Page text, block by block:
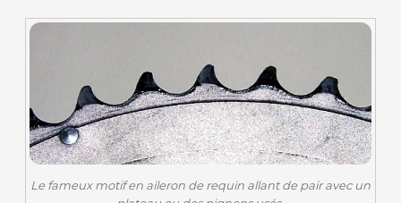
Le fameux motif en aileron de requin allant de pair avec un